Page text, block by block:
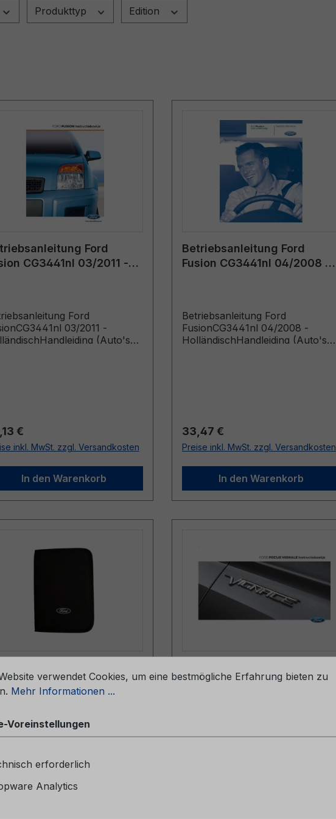
Produkttyp Edition
Ford
CG3441nl 03/2011 -
Ford
03/2011 -
(Auto's
Preis:
€
inkl. MwSt. zzgl. Versandkosten
In den Warenkorb
Betriebsanleitung Ford
Fusion CG3441nl 04/2008 -
Betriebsanleitung Ford
FusionCG3441nl 04/2008 -
HolländischHandleiding (Auto's
Regulärer Preis:
33,47 €
Preise inkl. MwSt. zzgl. Versandkosten
In den Warenkorb
7057-BA
(ohne Inhalt)6M51-
CGPPPPnl 03/2018 -
Kurzanleitung SYNC 3CGPPPPnl
verwendet Cookies, um eine bestmögliche Erfahrung bieten zu
Mehr Informationen ...
Voreinstellungen
erforderlich
Analytics